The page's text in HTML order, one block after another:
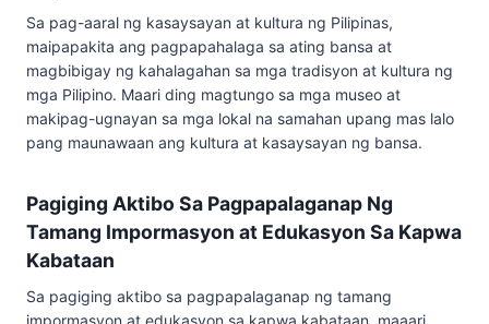
Sa pag-aaral ng kasaysayan at kultura ng Pilipinas,
maipapakita ang pagpapahalaga sa ating bansa at
magbibigay ng kahalagahan sa mga tradisyon at kultura ng
mga Pilipino. Maari ding magtungo sa mga museo at
makipag-ugnayan sa mga lokal na samahan upang mas lalo
pang maunawaan ang kultura at kasaysayan ng bansa.
Pagiging Aktibo Sa Pagpapalaganap Ng
Tamang Impormasyon at Edukasyon Sa Kapwa
Kabataan
Sa pagiging aktibo sa pagpapalaganap ng tamang
impormasyon at edukasyon sa kapwa kabataan, maaari